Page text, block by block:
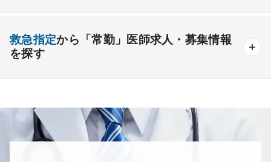
心療内科 泌尿器科 眼科 耳鼻咽喉科
皮膚科
放射線科 救命救急科 病理科 その他
後期研修可能 週4日の勤務可能
オンコールなしの勤務可能 セカンドキャリア歓迎
検査
救急指定から「常勤」医師求人・募集情報
を探す